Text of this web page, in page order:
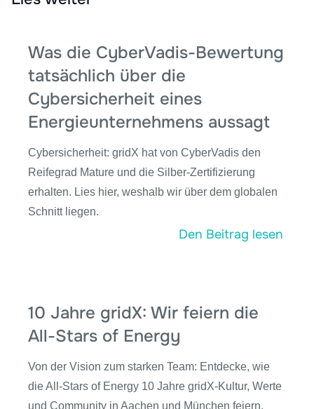
Was die CyberVadis-Bewertung
tatsächlich über die
Cybersicherheit eines
Energieunternehmens aussagt
Cybersicherheit: gridX hat von CyberVadis den
Reifegrad Mature und die Silber-Zertifizierung
erhalten. Lies hier, weshalb wir über dem globalen
Schnitt liegen.
Den Beitrag lesen
10 Jahre gridX: Wir feiern die
All-Stars of Energy
Von der Vision zum starken Team: Entdecke, wie
die All-Stars of Energy 10 Jahre gridX-Kultur, Werte
und Community in Aachen und München feiern.